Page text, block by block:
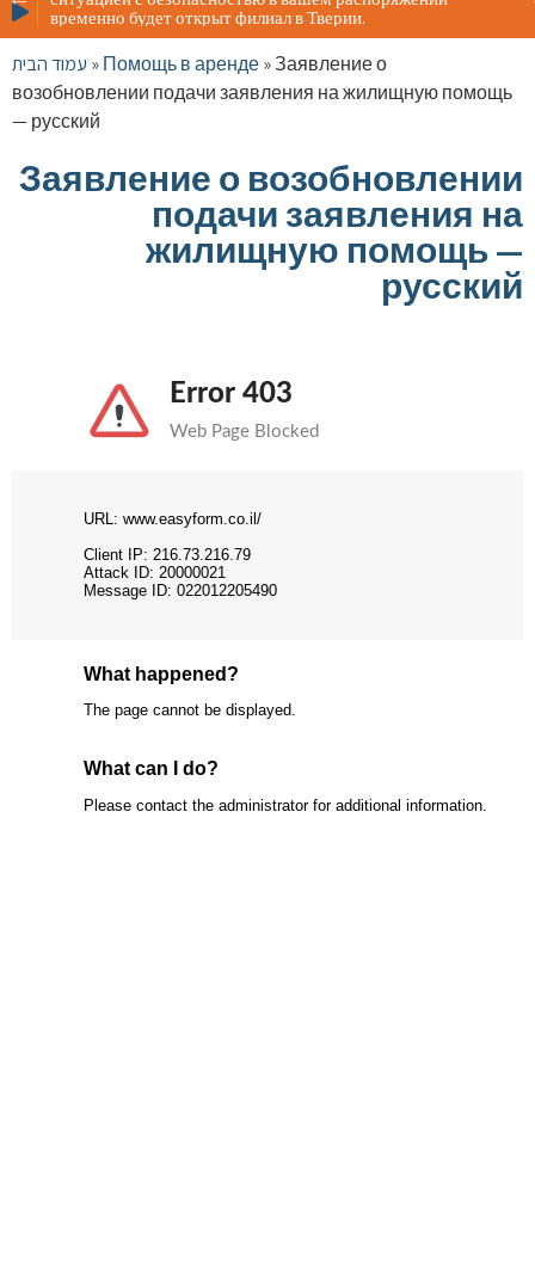
временно будет открыт филиал в Тверии.
עמוד הבית »Помощь в аренде»Заявление о
возобновлении подачи заявления на жилищную помощь
— русский
Заявление о возобновлении
подачи заявления на
жилищную помощь —
русский